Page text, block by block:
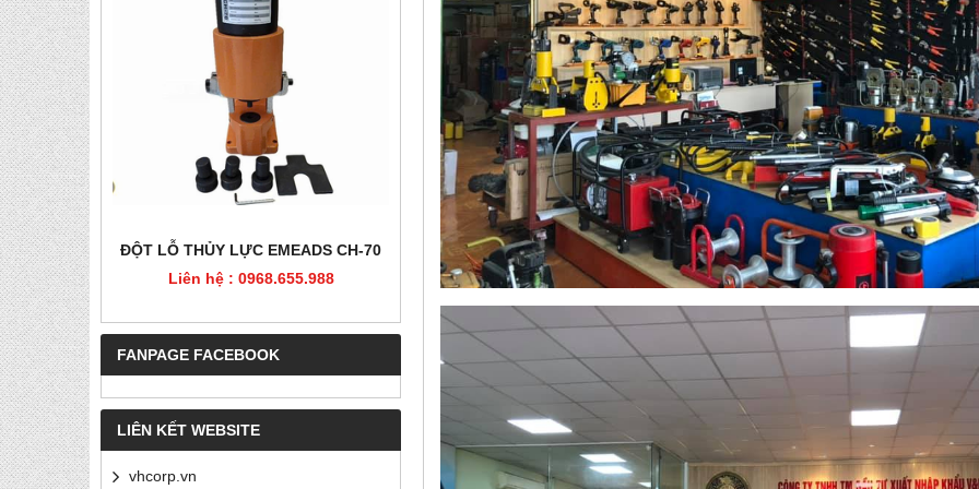
PET
ĐỘT LỖ THỦY LỰC EMEADS CH-70
Liên hệ : 0968.655.988
ĐỘT LỖ THỦY LỰC TLP HHM-70
Liên hệ : 0968.655.988
ĐỘT LỖ THỦY LỰC TLP HHM-70
Liên hệ : 0968.655.988
FANPAGE FACEBOOK
LIÊN KẾT WEBSITE
vhcorp.vn